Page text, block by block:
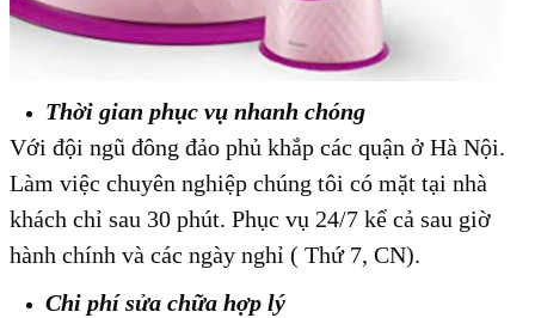
Thời gian phục vụ nhanh chóng
Với đội ngũ đông đảo phủ khắp các quận ở Hà Nội.
Làm việc chuyên nghiệp chúng tôi có mặt tại nhà
khách chỉ sau 30 phút. Phục vụ 24/7 kể cả sau giờ
hành chính và các ngày nghỉ ( Thứ 7, CN).
Chi phí sửa chữa hợp lý